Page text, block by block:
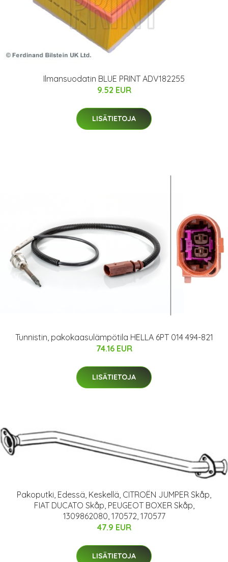
Ilmansuodatin BLUE PRINT ADV182255
9.52 EUR
LISÄTIETOJA
Tunnistin, pakokaasulämpötila HELLA 6PT 014 494-821
74.16 EUR
LISÄTIETOJA
Pakoputki, Edessä, Keskellä, CITROËN JUMPER Skåp,
FIAT DUCATO Skåp, PEUGEOT BOXER Skåp,
1309862080, 170572, 170577
47.9 EUR
LISÄTIETOJA